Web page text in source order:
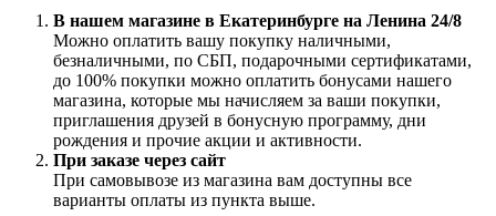
В нашем магазине в Екатеринбурге на Ленина 24/8
Можно оплатить вашу покупку наличными,
безналичными, по СБП, подарочными сертификатами,
до 100% покупки можно оплатить бонусами нашего
магазина, которые мы начисляем за ваши покупки,
приглашения друзей в бонусную программу, дни
рождения и прочие акции и активности.
При заказе через сайт
При самовывозе из магазина вам доступны все
варианты оплаты из пункта выше.